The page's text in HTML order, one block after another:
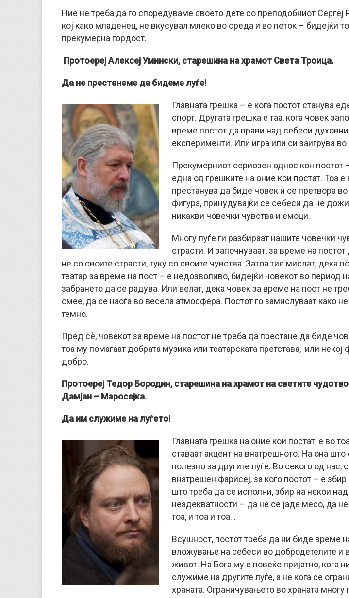
Ние не треба да го споредуваме своето дете со преподобниот Сергеј
кој како младенец, не вкусувал млеко во среда и во петок – бидејќи
прекумерна гордост.
Протоереј Алексеј Умински, старешина на храмот Света Троица.
Да не престанеме да бидеме луѓе!
Главната грешка – е кога постот станува
спорт. Другата грешка е таа, кога човек
време постот да прави над себеси духовни
експерименти. Или игра или си заигрува во
Прекумерниот сериозен однос кон постот
една од грешките на оние кои постат. Тоа е
престанува да биде човек и се претвора во
фигура, принудувајќи се себеси да не
никакви човечки чувства и емоци.
Многу луѓе ги разбираат нашите човечки
страсти. И започнуваат, за време на постот
не со своите страсти, туку со своите чувства. Затоа тие мислат, дека
театар за време на пост – е недозволиво, бидејќи човекот во период
забрането да се радува. Или велат, дека човек за време на пост не
смее, да се наоѓа во весела атмосфера. Постот го замислуваат како
темно.
Пред сѐ, човекот за време на постот не треба да престане да биде
тоа му помагаат добрата музика или театарската претстава, или некој
добро.
Протоереј Тедор Бородин, старешина на храмот на светите
Дамјан – Маросејка.
Да им служиме на луѓето!
Главната грешка на оние кои постат, е во
ставаат акцент на внатрешното. На она што
полезно за другите луѓе. Во секого од нас,
внатрешен фарисеј, за кого постот – е
што треба да се исполни, збир на некои
неадекватности – да не се јаде месо, да
тоа, и тоа и тоа…
Всушност, постот треба да ни биде време
вложување на себеси во добродетелите и
живот. На Бога му е повеќе пријатно, кога
служиме на другите луѓе, а не кога се
храната. Ограничувањето во храната многу